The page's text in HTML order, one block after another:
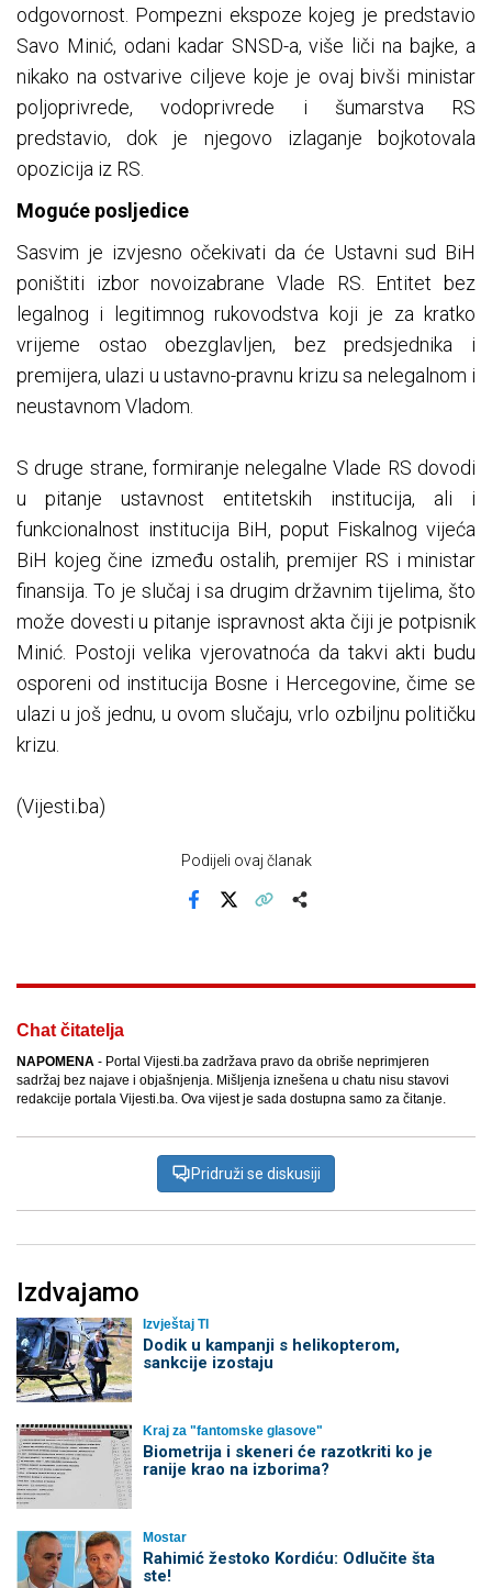
odgovornost. Pompezni ekspoze kojeg je predstavio
Savo Minić, odani kadar SNSD-a, više liči na bajke, a
nikako na ostvarive ciljeve koje je ovaj bivši ministar
poljoprivrede, vodoprivrede i šumarstva RS
predstavio, dok je njegovo izlaganje bojkotovala
opozicija iz RS.
Moguće posljedice
Sasvim je izvjesno očekivati da će Ustavni sud BiH
poništiti izbor novoizabrane Vlade RS. Entitet bez
legalnog i legitimnog rukovodstva koji je za kratko
vrijeme ostao obezglavljen, bez predsjednika i
premijera, ulazi u ustavno-pravnu krizu sa nelegalnom i
neustavnom Vladom.
S druge strane, formiranje nelegalne Vlade RS dovodi
u pitanje ustavnost entitetskih institucija, ali i
funkcionalnost institucija BiH, poput Fiskalnog vijeća
BiH kojeg čine između ostalih, premijer RS i ministar
finansija. To je slučaj i sa drugim državnim tijelima, što
može dovesti u pitanje ispravnost akta čiji je potpisnik
Minić. Postoji velika vjerovatnoća da takvi akti budu
osporeni od institucija Bosne i Hercegovine, čime se
ulazi u još jednu, u ovom slučaju, vrlo ozbiljnu političku
krizu.
(Vijesti.ba)
Podijeli ovaj članak
Chat čitatelja
NAPOMENA - Portal Vijesti.ba zadržava pravo da obriše neprimjeren
sadržaj bez najave i objašnjenja. Mišljenja iznešena u chatu nisu stavovi
redakcije portala Vijesti.ba. Ova vijest je sada dostupna samo za čitanje.
Pridruži se diskusiji
Izdvajamo
Izvještaj TI
Dodik u kampanji s helikopterom,
sankcije izostaju
Kraj za "fantomske glasove"
Biometrija i skeneri će razotkriti ko je
ranije krao na izborima?
Mostar
Rahimić žestoko Kordiću: Odlučite šta
ste!